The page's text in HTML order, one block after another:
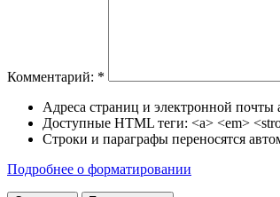
Комментарий: *
Адреса страниц и электронной почты
Доступные HTML теги: <a> <em>
Строки и параграфы переносятся
Подробнее о форматировании